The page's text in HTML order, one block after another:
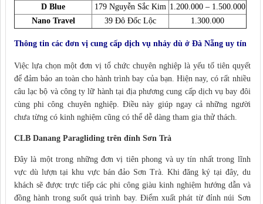
D Blue
179 Nguyễn Sắc Kim 1.200.000 – 1.500.000
Nano Travel
39 Đô Đốc Lộc 1.300.000
Thông tin các đơn vị cung cấp dịch vụ nhảy dù ở Đà Nẵng uy tín
Việc lựa chọn một đơn vị tổ chức chuyên nghiệp là yếu tố tiên quyết
để đảm bảo an toàn cho hành trình bay của bạn. Hiện nay, có rất nhiều
câu lạc bộ và công ty lữ hành tại địa phương cung cấp dịch vụ bay đôi
cùng phi công chuyên nghiệp. Điều này giúp ngay cả những người
chưa từng có kinh nghiệm cũng có thể dễ dàng tham gia thử thách.
CLB Danang Paragliding trên đỉnh Sơn Trà
Đây là một trong những đơn vị tiên phong và uy tín nhất trong lĩnh
vực dù lượn tại khu vực bán đảo Sơn Trà. Khi đăng ký tại đây, du
khách sẽ được trực tiếp các phi công giàu kinh nghiệm hướng dẫn và
đồng hành trong suốt quá trình bay. Điểm xuất phát từ đỉnh núi Sơn